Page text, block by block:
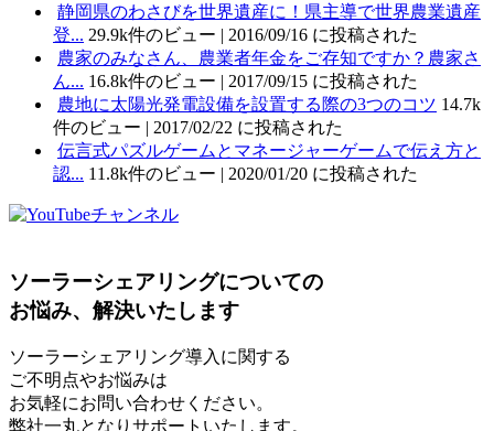
静岡県のわさびを世界遺産に！県主導で世界農業遺産
登... 29.9k件のビュー | 2016/09/16 に投稿された
農家のみなさん、農業者年金をご存知ですか？農家さ
ん... 16.8k件のビュー | 2017/09/15 に投稿された
農地に太陽光発電設備を設置する際の3つのコツ 14.7k
件のビュー | 2017/02/22 に投稿された
伝言式パズルゲームとマネージャーゲームで伝え方と
認... 11.8k件のビュー | 2020/01/20 に投稿された
ソーラーシェアリングについての
お悩み、解決いたします
ソーラーシェアリング導入に関する
ご不明点やお悩みは
お気軽にお問い合わせください。
弊社一丸となりサポートいたします。